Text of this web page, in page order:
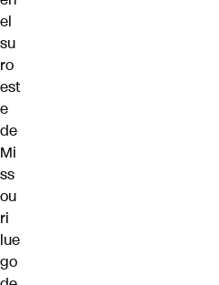
el
su
ro
est
e
de
Mi
ss
ou
ri
lue
go